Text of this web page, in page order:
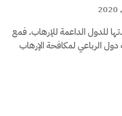
للدول الداعمة للإرهاب. فمع
الرباعي لمكافحة الإرهاب